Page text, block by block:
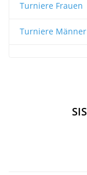
Turniere Frauen
Turniere Männer